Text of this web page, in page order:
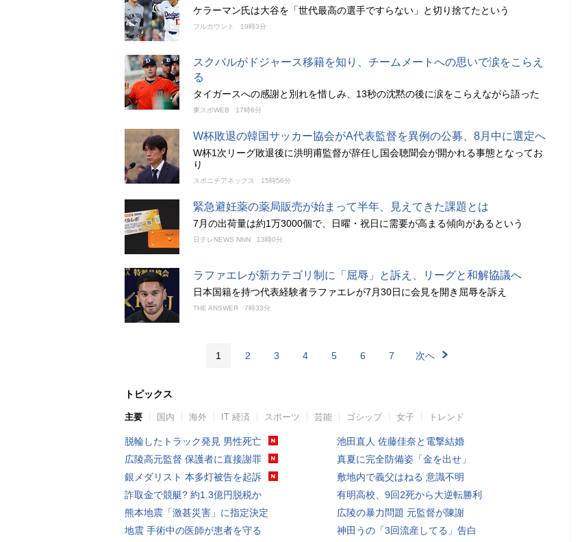
ケラーマン氏は大谷を「世代最高の選手ですらない」と切り捨てたという
フルカウント 19時3分
スクバルがドジャース移籍を知り、チームメートへの思いで涙をこらえ
る
タイガースへの感謝と別れを惜しみ、13秒の沈黙の後に涙をこらえながら語った
東スポWEB 17時6分
W杯敗退の韓国サッカー協会がA代表監督を異例の公募、8月中に選定へ
W杯1次リーグ敗退後に洪明甫監督が辞任し国会聴聞会が開かれる事態となってお
り
スポニチアネックス 15時56分
緊急避妊薬の薬局販売が始まって半年、見えてきた課題とは
7月の出荷量は約1万3000個で、日曜・祝日に需要が高まる傾向があるという
日テレNEWS NNN 13時0分
ラファエレが新カテゴリ制に「屈辱」と訴え、リーグと和解協議へ
日本国籍を持つ代表経験者ラファエレが7月30日に会見を開き屈辱を訴え
THE ANSWER 7時33分
1 2 3 4 5 6 7 次へ
トピックス
主要 国内 海外 IT 経済 スポーツ 芸能 ゴシップ 女子 トレンド
脱輪したトラック発見 男性死亡
広陵高元監督 保護者に直接謝罪
銀メダリスト 本多灯被告を起訴
詐取金で競艇? 約1.3億円脱税か
熊本地震「激甚災害」に指定決定
地震 手術中の医師が患者を守る
池田直人 佐藤佳奈と電撃結婚
真夏に完全防備姿「金を出せ」
敷地内で義父はねる 意識不明
有明高校、9回2死から大逆転勝利
広陵の暴力問題 元監督が陳謝
神田うの「3回流産してる」告白